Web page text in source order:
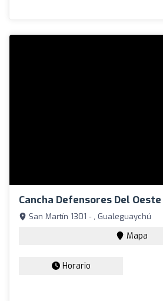
Cancha Defensores Del Oeste
San Martín 1301 - , Gualeguaychú
Mapa
Horario